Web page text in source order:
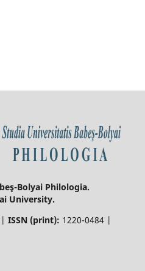
Bolyai Philologia.
University.
ISSN (print): 1220-0484 |